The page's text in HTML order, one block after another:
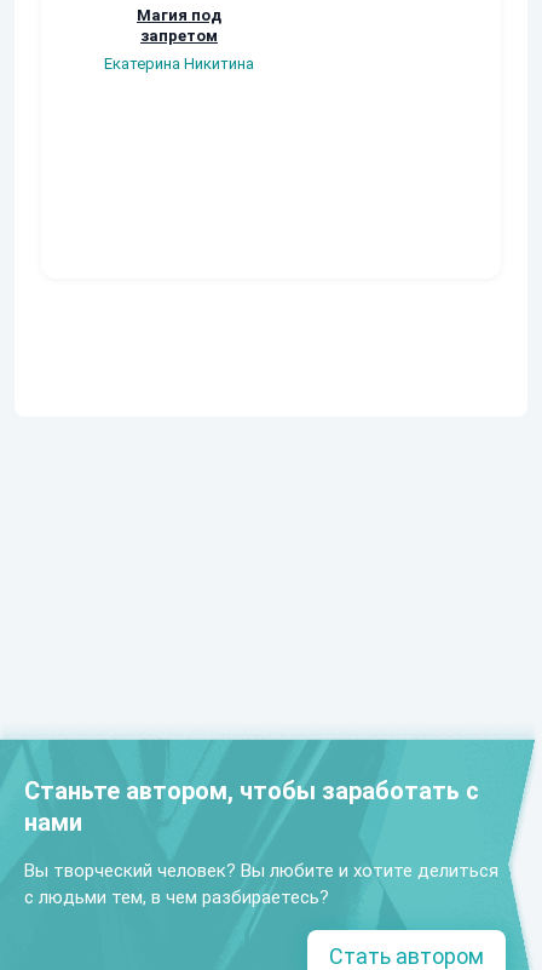
Магия под
запретом
Екатерина Никитина
Станьте автором, чтобы заработать с
нами
Вы творческий человек? Вы любите и хотите делиться
с людьми тем, в чем разбираетесь?
Стать автором